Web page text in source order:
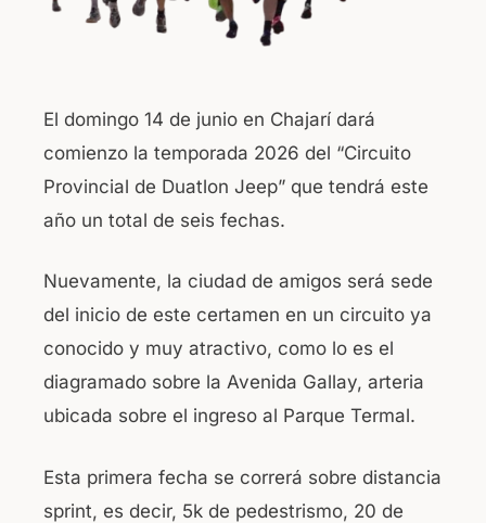
El domingo 14 de junio en Chajarí dará
comienzo la temporada 2026 del “Circuito
Provincial de Duatlon Jeep” que tendrá este
año un total de seis fechas.
Nuevamente, la ciudad de amigos será sede
del inicio de este certamen en un circuito ya
conocido y muy atractivo, como lo es el
diagramado sobre la Avenida Gallay, arteria
ubicada sobre el ingreso al Parque Termal.
Esta primera fecha se correrá sobre distancia
sprint, es decir, 5k de pedestrismo, 20 de